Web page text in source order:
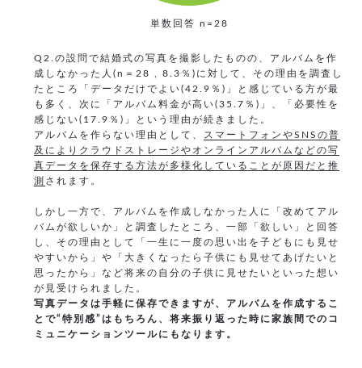
単数回答 n=28
Q2.の設問で結婚式の写真を撮影したものの、アルバムを作
成しなかった人(n＝28 , 8.3％)に対して、その理由を調査し
たところ「データだけでよい(42.9％)」と感じている方が最
も多く、次に「アルバム料金が高い(35.7％)」、「必要性を
感じない(17.9％)」という理由が続きました。
アルバムを作らない理由として、 スマートフォンやSNSの普
及によりクラウドストレージやオンラインアルバムなどの写
真データを保存する方法が多様化していることが原因だと推
測 されます。
しかし一方で、アルバムを作成しなかった人に「改めてアル
バムが欲しいか」と調査したところ、一部「欲しい」と回答
し、その理由として「一生に一度の思い出を子どもにも見せ
やすいから」や「大きくなったら子供にも見せてあげたいと
思ったから」など将来の自分の子供に見せたいといった想い
が見受けられました。
写真データは手軽に保存できますが、アルバムを作成するこ
とで“特別感”はもちろん、将来振り返った時に家族間でのコ
ミュニケーションツールにもなります。